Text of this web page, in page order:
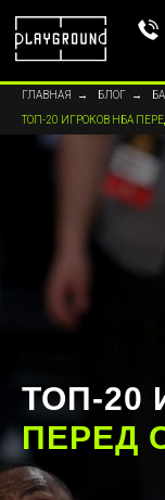
+7
ГЛАВНАЯ → БЛОГ →
ТОП-20 ИГРОКОВ НБА
ТОП-20
ПЕРЕД